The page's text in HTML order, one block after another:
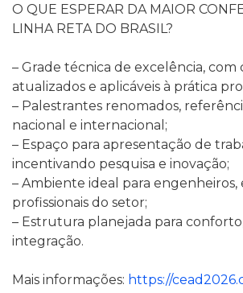
O QUE ESPERAR DA MAIOR
LINHA RETA DO BRASIL?
– Grade técnica de excelência,
atualizados e aplicáveis à prática
– Palestrantes renomados,
nacional e internacional;
– Espaço para apresentação de
incentivando pesquisa e inovação;
– Ambiente ideal para engenheiros,
profissionais do setor;
– Estrutura planejada para
integração.
Mais informações: https://